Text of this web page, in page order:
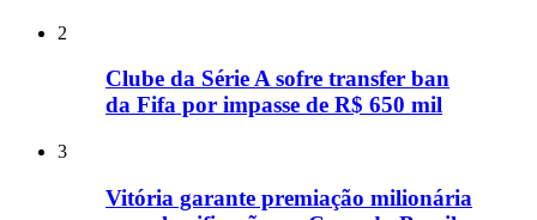
2
Clube da Série A sofre transfer ban
da Fifa por impasse de R$ 650 mil
3
Vitória garante premiação milionária